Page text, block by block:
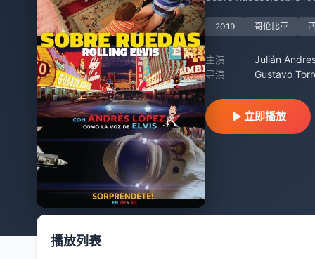
2019 哥伦比亚
主演
Julián
导演
Gustavo
立即播放
播放列表